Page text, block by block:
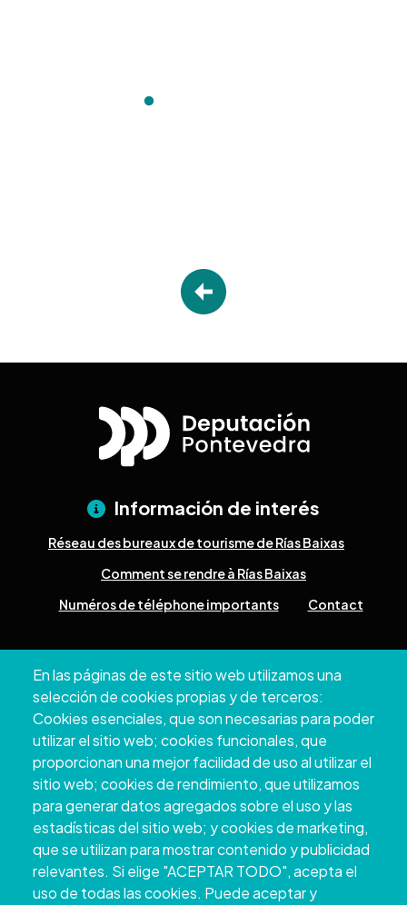
En las páginas de este sitio web utilizamos una
selección de cookies propias y de terceros:
Cookies esenciales, que son necesarias para poder
utilizar el sitio web; cookies funcionales, que
proporcionan una mejor facilidad de uso al utilizar el
sitio web; cookies de rendimiento, que utilizamos
para generar datos agregados sobre el uso y las
estadísticas del sitio web; y cookies de marketing,
que se utilizan para mostrar contenido y publicidad
relevantes. Si elige "ACEPTAR TODO", acepta el
uso de todas las cookies. Puede aceptar y
Información de interés
Réseau des bureaux de tourisme de Rías Baixas
Comment se rendre à Rías Baixas
Numéros de téléphone importants
Contact
Pontevedra
+34 986 804 100 | +34 986 804 124